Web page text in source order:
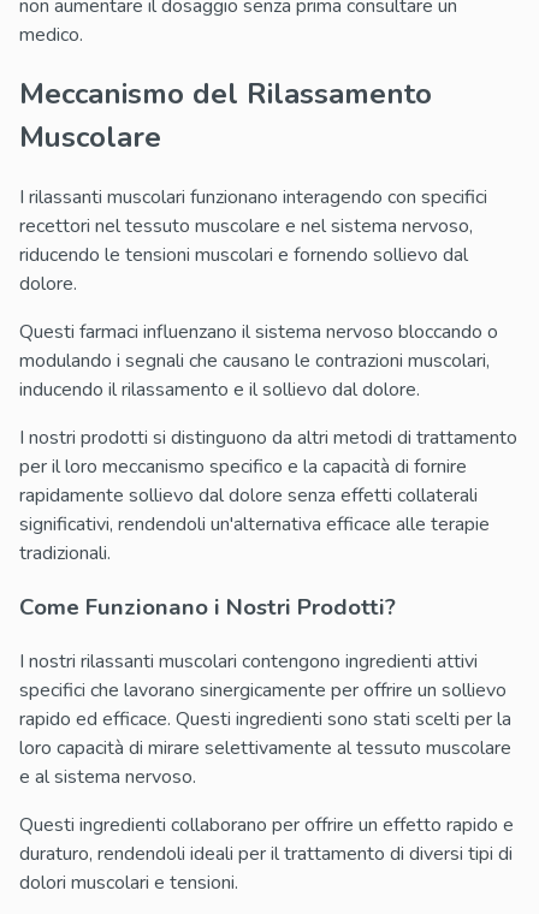
non aumentare il dosaggio senza prima consultare un
medico.
Meccanismo del Rilassamento
Muscolare
I rilassanti muscolari funzionano interagendo con specifici
recettori nel tessuto muscolare e nel sistema nervoso,
riducendo le tensioni muscolari e fornendo sollievo dal
dolore.
Questi farmaci influenzano il sistema nervoso bloccando o
modulando i segnali che causano le contrazioni muscolari,
inducendo il rilassamento e il sollievo dal dolore.
I nostri prodotti si distinguono da altri metodi di trattamento
per il loro meccanismo specifico e la capacità di fornire
rapidamente sollievo dal dolore senza effetti collaterali
significativi, rendendoli un'alternativa efficace alle terapie
tradizionali.
Come Funzionano i Nostri Prodotti?
I nostri rilassanti muscolari contengono ingredienti attivi
specifici che lavorano sinergicamente per offrire un sollievo
rapido ed efficace. Questi ingredienti sono stati scelti per la
loro capacità di mirare selettivamente al tessuto muscolare
e al sistema nervoso.
Questi ingredienti collaborano per offrire un effetto rapido e
duraturo, rendendoli ideali per il trattamento di diversi tipi di
dolori muscolari e tensioni.